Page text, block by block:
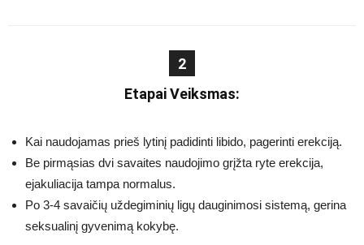
2
Etapai Veiksmas:
Kai naudojamas prieš lytinį padidinti libido, pagerinti erekciją.
Be pirmąsias dvi savaites naudojimo grįžta ryte erekcija,
ejakuliacija tampa normalus.
Po 3-4 savaičių uždegiminių ligų dauginimosi sistemą, gerina
seksualinį gyvenimą kokybę.